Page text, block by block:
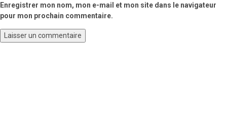
Enregistrer mon nom, mon e-mail et mon site dans le navigateur
pour mon prochain commentaire.